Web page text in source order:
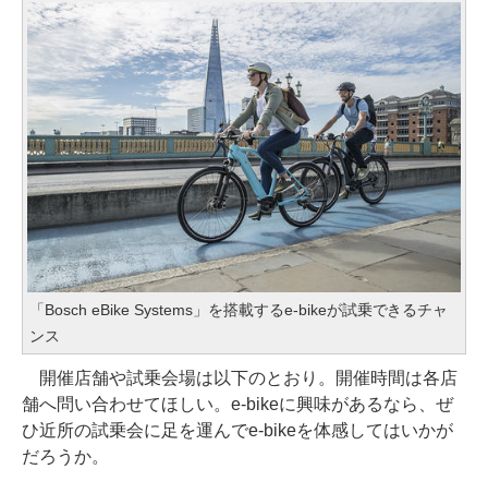
「Bosch eBike Systems」を搭載するe-bikeが試乗できるチャ
ンス
開催店舗や試乗会場は以下のとおり。開催時間は各店
舗へ問い合わせてほしい。e-bikeに興味があるなら、ぜ
ひ近所の試乗会に足を運んでe-bikeを体感してはいかが
だろうか。